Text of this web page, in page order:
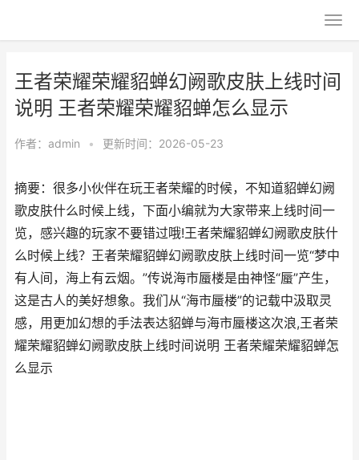
王者荣耀荣耀貂蝉幻阙歌皮肤上线时间
说明 王者荣耀荣耀貂蝉怎么显示
作者： admin • 更新时间：2026-05-23
摘要：很多小伙伴在玩王者荣耀的时候，不知道貂蝉幻阙
歌皮肤什么时候上线，下面小编就为大家带来上线时间一
览，感兴趣的玩家不要错过哦!王者荣耀貂蝉幻阙歌皮肤什
么时候上线？王者荣耀貂蝉幻阙歌皮肤上线时间一览“梦中
有人间，海上有云烟。”传说海市蜃楼是由神怪“蜃”产生，
这是古人的美好想象。我们从“海市蜃楼”的记载中汲取灵
感，用更加幻想的手法表达貂蝉与海市蜃楼这次浪,王者荣
耀荣耀貂蝉幻阙歌皮肤上线时间说明 王者荣耀荣耀貂蝉怎
么显示